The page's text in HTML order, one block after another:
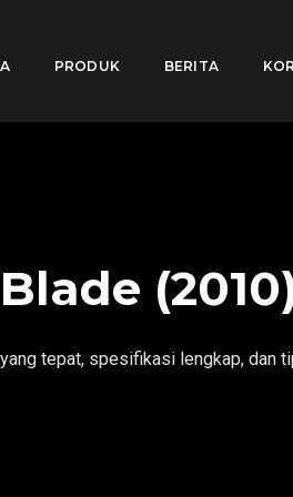
PRODUK BERITA
tepat, spesifikasi lengkap, dan